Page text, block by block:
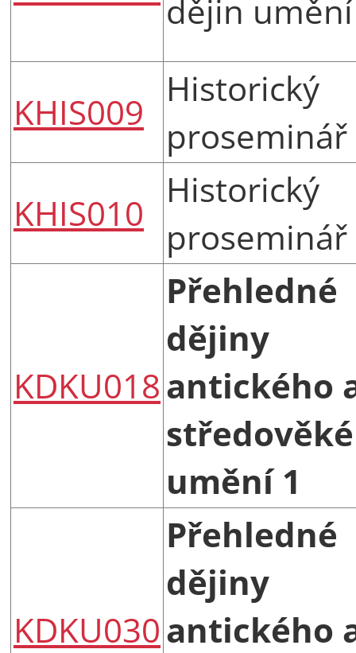
dějin
KHIS009
Historický
proseminář
KHIS010
Historický
proseminář
KDKU018
Přehledné
dějiny
antického
umění 1
KDKU030
Přehledné
dějiny
antického